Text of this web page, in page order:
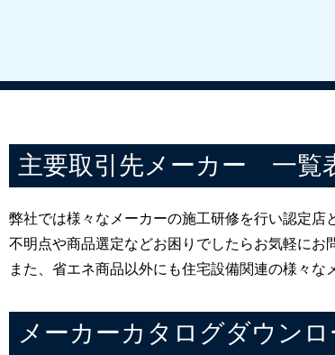
主要取引先メーカー 一覧
弊社では様々なメーカーの施工研修を行い認定店
不明点や商品選定などお困りでしたらお気軽にお
また、省エネ商品以外にも住宅設備関連の様々
メーカーカタログダウンロ